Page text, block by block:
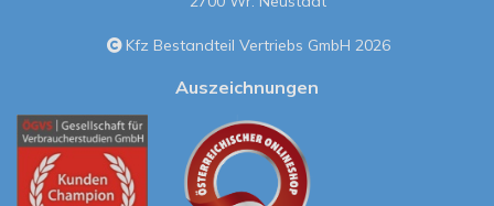
Kfz Bestandteil Vertriebs GmbH 2026
Auszeichnungen